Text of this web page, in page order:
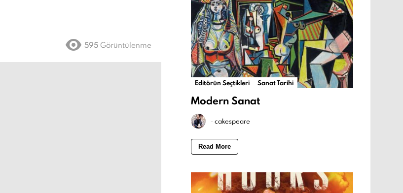
595 Görüntülenme
Editörün Seçtikleri Sanat Tarihi
Modern Sanat
-cakespeare
Read More